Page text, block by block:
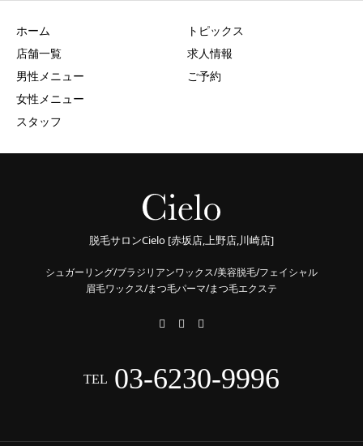
ホーム
店舗一覧
男性メニュー
女性メニュー
スタッフ
トピックス
求人情報
ご予約
脱毛サロンCielo [赤坂店,上野店,川崎店]
シュガーリング/ブラジリアンワックス/美容脱毛/フェイシャル
眉毛ワックス/まつ毛パーマ/まつ毛エクステ
TEL 03-6230-9996